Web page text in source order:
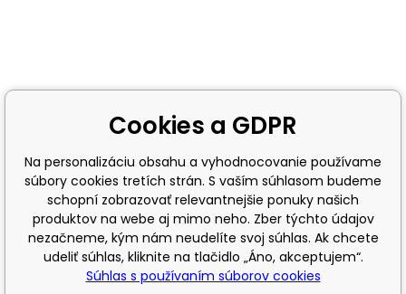
Cookies a GDPR
Na personalizáciu obsahu a vyhodnocovanie používame
súbory cookies tretích strán. S vaším súhlasom budeme
schopní zobrazovať relevantnejšie ponuky našich
produktov na webe aj mimo neho. Zber týchto údajov
nezačneme, kým nám neudelíte svoj súhlas. Ak chcete
udeliť súhlas, kliknite na tlačidlo „Áno, akceptujem“.
Súhlas s používaním súborov cookies